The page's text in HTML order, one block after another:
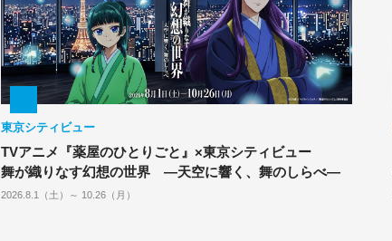
東京シティビュー
TVアニメ『薬屋のひとりごと』×東京シティビュー
舞が織りなす幻想の世界 ―天空に響く、舞のしらべ―
2026.8.1（土）～ 10.26（月）